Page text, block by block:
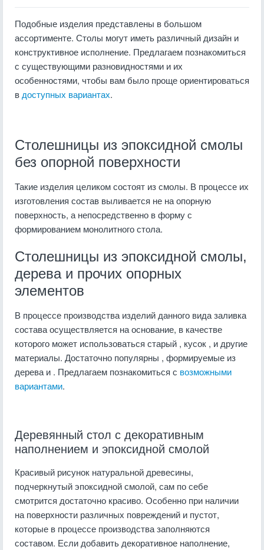
Подобные изделия представлены в большом
ассортименте. Столы могут иметь различный дизайн и
конструктивное исполнение. Предлагаем познакомиться
с существующими разновидностями и их
особенностями, чтобы вам было проще ориентироваться
в доступных вариантах.
Столешницы из эпоксидной смолы
без опорной поверхности
Такие изделия целиком состоят из смолы. В процессе их
изготовления состав выливается не на опорную
поверхность, а непосредственно в форму с
формированием монолитного стола.
Столешницы из эпоксидной смолы,
дерева и прочих опорных
элементов
В процессе производства изделий данного вида заливка
состава осуществляется на основание, в качестве
которого может использоваться старый , кусок , и другие
материалы. Достаточно популярны , формируемые из
дерева и . Предлагаем познакомиться с возможными
вариантами.
Деревянный стол с декоративным
наполнением и эпоксидной смолой
Красивый рисунок натуральной древесины,
подчеркнутый эпоксидной смолой, сам по себе
смотрится достаточно красиво. Особенно при наличии
на поверхности различных повреждений и пустот,
которые в процессе производства заполняются
составом. Если добавить декоративное наполнение,